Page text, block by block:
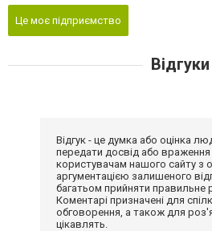
Це моє підприємство
Відгуки
Відгук - це думка або оцінка
передати досвід або
користувачам нашого сайту з
аргументацією залишеного
багатьом прийняти правильне
Коментарі призначені для
обговорення, а також для
цікавлять.